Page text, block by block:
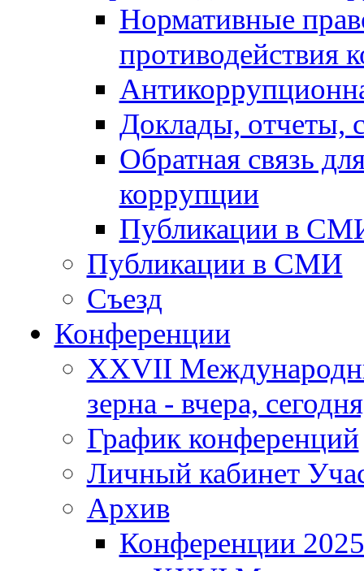
Нормативные
противодействия
Доклады, отчеты,
Обратная связь
коррупции
Публикации в
Публикации в СМИ
Съезд
Конференции
XXVII
зерна - вчера,
График конференций
Личный кабинет
Архив
Конференции 2025